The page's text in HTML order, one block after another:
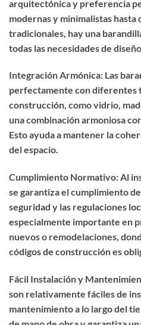
arquitectónica y preferencia
modernas y minimalistas hasta
tradicionales, hay una
todas las necesidades de diseño.
Integración Armónica: Las
perfectamente con diferentes
construcción, como vidrio,
una combinación armoniosa
Esto ayuda a mantener la
del espacio.
Cumplimiento Normativo: Al
se garantiza el cumplimiento
seguridad y las regulaciones
especialmente importante en
nuevos o remodelaciones,
códigos de construcción es
Fácil Instalación y
son relativamente fáciles de
mantenimiento a lo largo del